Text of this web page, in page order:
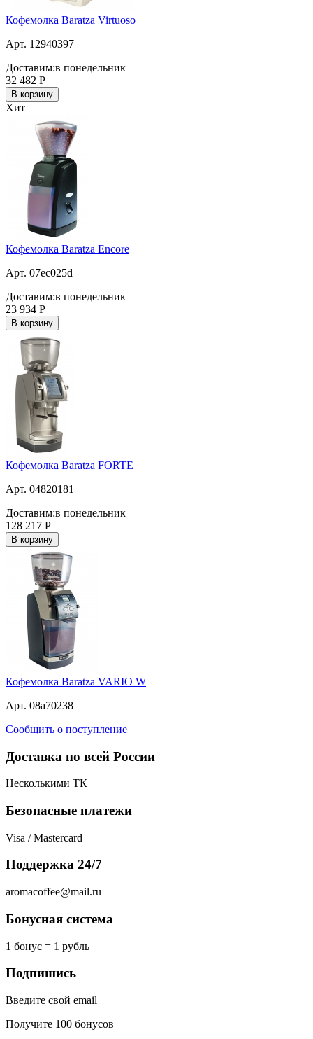
Кофемолка Baratza Virtuoso
Арт. 12940397
Доставим:в понедельник
32 482 Р
В корзину
Хит
Кофемолка Baratza Encore
Арт. 07ec025d
Доставим:в понедельник
23 934 Р
В корзину
Кофемолка Baratza FORTE
Арт. 04820181
Доставим:в понедельник
128 217 Р
В корзину
Кофемолка Baratza VARIO W
Арт. 08a70238
Сообщить о поступление
Доставка по всей России
Несколькими ТК
Безопасные платежи
Visa / Mastercard
Поддержка 24/7
aromacoffee@mail.ru
Бонусная система
1 бонус = 1 рубль
Подпишись
Введите свой email
Получите 100 бонусов